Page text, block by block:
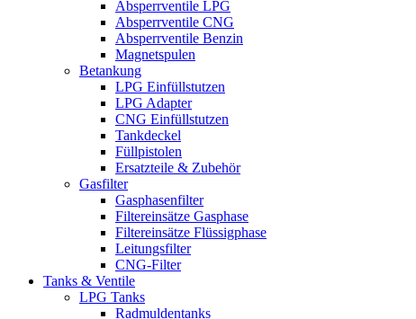
Absperrventile LPG
Absperrventile CNG
Absperrventile Benzin
Magnetspulen
Betankung
LPG Einfüllstutzen
LPG Adapter
CNG Einfüllstutzen
Tankdeckel
Füllpistolen
Ersatzteile & Zubehör
Gasfilter
Gasphasenfilter
Filtereinsätze Gasphase
Filtereinsätze Flüssigphase
Leitungsfilter
CNG-Filter
Tanks & Ventile
LPG Tanks
Radmuldentanks